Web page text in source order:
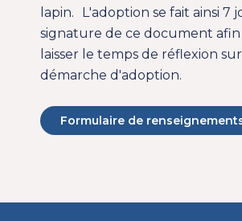
lapin. L'adoption se fait ainsi 7
signature de ce document afin
laisser le temps de réflexion
démarche d'adoption.
Formulaire de